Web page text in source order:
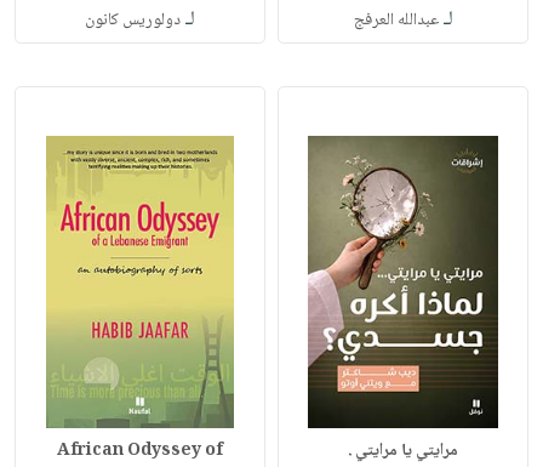
لـعبدالله العرفج لـدولوريس كانون
مرايتي يا مرايتي . African Odyssey of